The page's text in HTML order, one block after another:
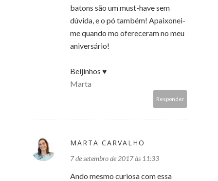
batons são um must-have sem
dúvida, e o pó também! Apaixonei-
me quando mo ofereceram no meu
aniversário!
Beijinhos ♥
Marta
Responder
MARTA CARVALHO
7 de setembro de 2017 às 11:33
Ando mesmo curiosa com essa